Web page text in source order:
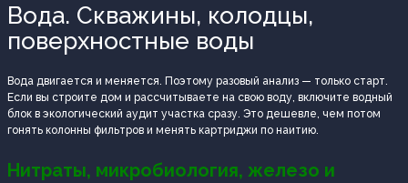
Вода. Скважины, колодцы,
поверхностные воды
Вода двигается и меняется. Поэтому разовый анализ — только старт.
Если вы строите дом и рассчитываете на свою воду, включите водный
блок в экологический аудит участка сразу. Это дешевле, чем потом
гонять колонны фильтров и менять картриджи по наитию.
Нитраты, микробиология, железо и